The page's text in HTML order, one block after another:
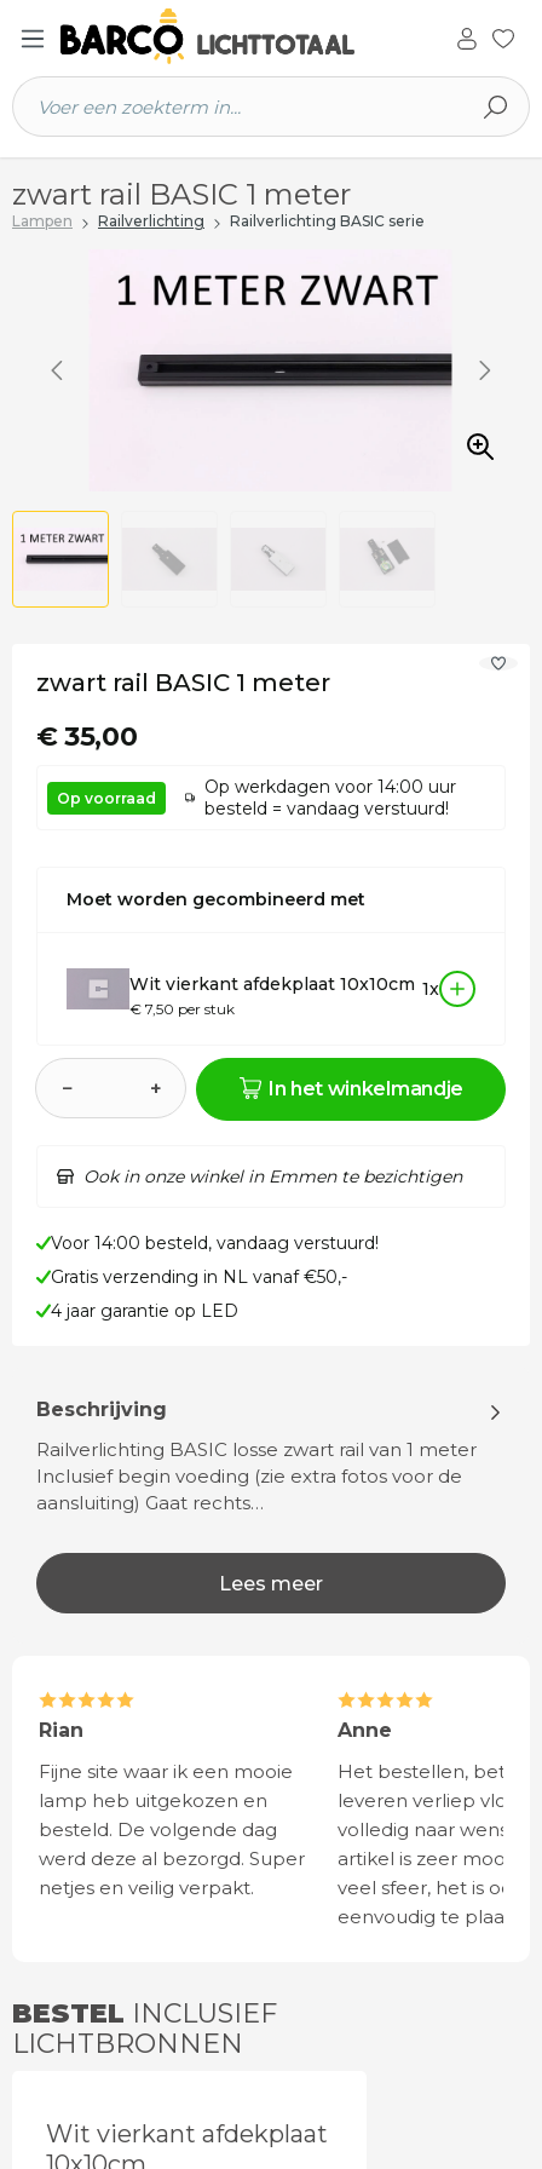
hoofdinhoud
zwart rail BASIC 1 meter
Lampen Railverlichting Railverlichting BASIC serie
zwart rail BASIC 1 meter
€ 35,00
Op voorraad
Op werkdagen voor 14:00 uur
besteld = vandaag verstuurd!
Moet worden gecombineerd met
Wit vierkant afdekplaat 10x10cm
€ 7,50 per stuk
1x
− + In het winkelmandje
Ook in onze winkel in Emmen te bezichtigen
Voor 14:00 besteld, vandaag verstuurd!
Gratis verzending in NL vanaf €50,-
4 jaar garantie op LED
Beschrijving
Railverlichting BASIC losse zwart rail van 1 meter
Inclusief begin voeding (zie extra fotos voor de
aansluiting) Gaat rechts…
Lees meer
Rian
Fijne site waar ik een mooie
lamp heb uitgekozen en
besteld. De volgende dag
werd deze al bezorgd. Super
netjes en veilig verpakt.
Anne
Het bestellen,
leveren verliep vlot en
volledig naar wens.
artikel is zeer mooi
veel sfeer, het is ook
eenvoudig te
BESTEL INCLUSIEF
LICHTBRONNEN
Wit vierkant afdekplaat